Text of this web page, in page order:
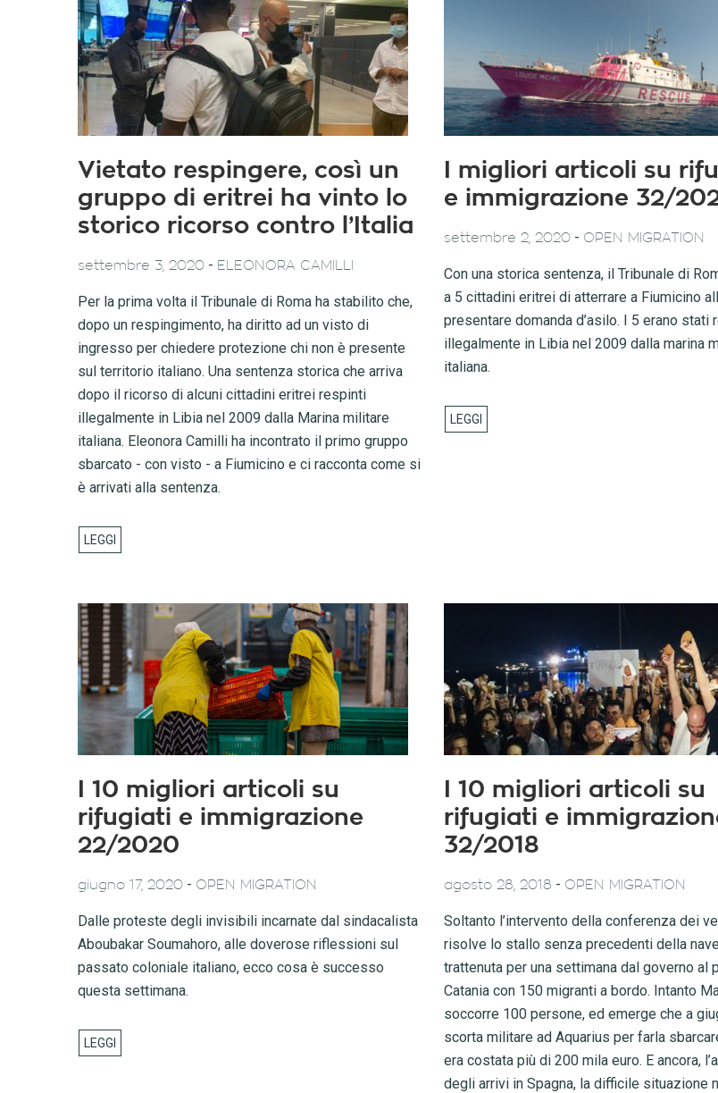
Vietato respingere, così un
gruppo di eritrei ha vinto lo
storico ricorso contro l’Italia
settembre 3, 2020 - ELEONORA CAMILLI
Per la prima volta il Tribunale di Roma ha stabilito che,
dopo un respingimento, ha diritto ad un visto di
ingresso per chiedere protezione chi non è presente
sul territorio italiano. Una sentenza storica che arriva
dopo il ricorso di alcuni cittadini eritrei respinti
illegalmente in Libia nel 2009 dalla Marina militare
italiana. Eleonora Camilli ha incontrato il primo gruppo
sbarcato - con visto - a Fiumicino e ci racconta come si
è arrivati alla sentenza.
I migliori articoli su
e immigrazione 32/
settembre 2, 2020 - OPEN MIGRATION
Con una storica sentenza, il Tribunale di
a 5 cittadini eritrei di atterrare a Fiumicino
presentare domanda d’asilo. I 5 erano stati
illegalmente in Libia nel 2009 dalla marina
italiana.
I 10 migliori articoli su
rifugiati e immigrazione
22/2020
giugno 17, 2020 - OPEN MIGRATION
Dalle proteste degli invisibili incarnate dal sindacalista
Aboubakar Soumahoro, alle doverose riflessioni sul
passato coloniale italiano, ecco cosa è successo
questa settimana.
I 10 migliori articoli su
rifugiati e
32/2018
agosto 28, 2018 - OPEN MIGRATION
Soltanto l’intervento della conferenza dei
risolve lo stallo senza precedenti della
trattenuta per una settimana dal governo al
Catania con 150 migranti a bordo. Intanto
soccorre 100 persone, ed emerge che a
scorta militare ad Aquarius per farla
era costata più di 200 mila euro. E ancora,
degli arrivi in Spagna, la difficile situazione